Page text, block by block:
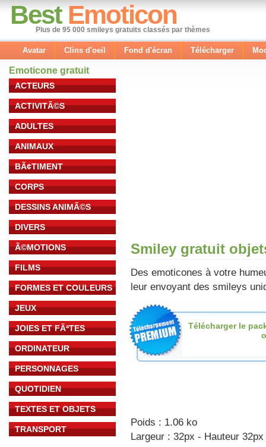
Best Emoticon
Plus de 95 000 smileys gratuits classés par thèmes
Avatar Clins d'oeil Fond d'écran Télécharger
Emoticone gratuit
ACTEURS
ACTIVITÃ©S
ADULTES
ANIMAUX
BÃ¢TIMENT
CORPS
DESSINS ANIMÃ©S
DIVERS
Ã©MOTIONS
FILMS
FORMES ET COULEURS
JEUX
JOIES ET FÃªTES
ORDINATEUR
PERSONNAGES
QUOTIDIEN
TEXTES ET OBJETS
TRANSPORT
Smiley gratuit
Des emoticones à votre
leur envoyant des smileys
Télécharger le
Poids : 1.06 ko
Largeur : 32px - Hauteur 32px